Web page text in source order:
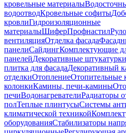
кровельные материалы
водоотводКровельные софиты
кровлиГидроизоляционные
материалыШиферПрофнастил
вентиляцияОтделка фасада
панелиСайдингКомплектующие
панелейДекоративные
плитка для фасадаДекоративный
отделкиОтоплениеОтопительные
колонкиКамины, печи-камины
печиВодонагревателиРадиаторы
полТеплые плинтусыСистемы
климатической техникой
оборудованияСтабилизаторы